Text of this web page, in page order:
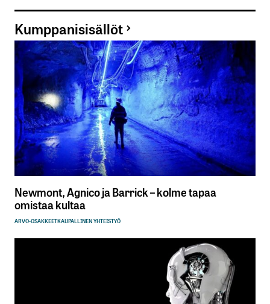
Kumppanisisällöt
Newmont, Agnico ja Barrick – kolme tapaa
omistaa kultaa
ARVO-OSAKKEETKAUPALLINEN YHTEISTYÖ